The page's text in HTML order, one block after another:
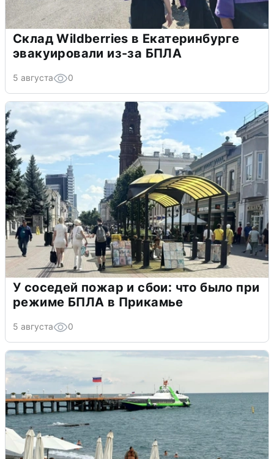
Склад Wildberries в Екатеринбурге
эвакуировали из-за БПЛА
5 августа 0
У соседей пожар и сбои: что было при
режиме БПЛА в Прикамье
5 августа 0